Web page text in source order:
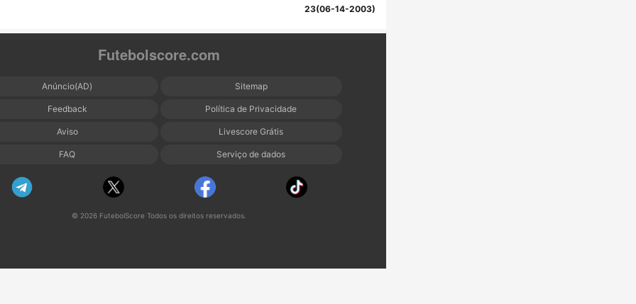
23(06-14-2003)
Futebolscore.com
Anúncio(AD) Sitemap
Feedback Política de Privacidade
Aviso Livescore Grátis
FAQ Serviço de dados
© 2026 FutebolScore Todos os direitos reservados.